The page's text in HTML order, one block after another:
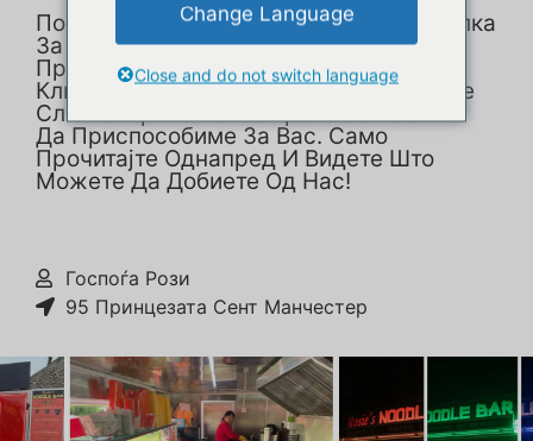
Погледнете Ја Оваа Квадратна Приколка
За Храна Од 5 Метри Што Ја
Приспособивме За Еден Од Нашите
Клиенти Од ОК. Можеме Да Направиме
Слична Приколка За Храна За Вас Или
Да Приспособиме За Вас. Само
Прочитајте Однапред И Видете Што
Можете Да Добиете Од Нас!
Госпоѓа Рози
95 Принцезата Сент Манчестер
Change Language
Close and do not switch language